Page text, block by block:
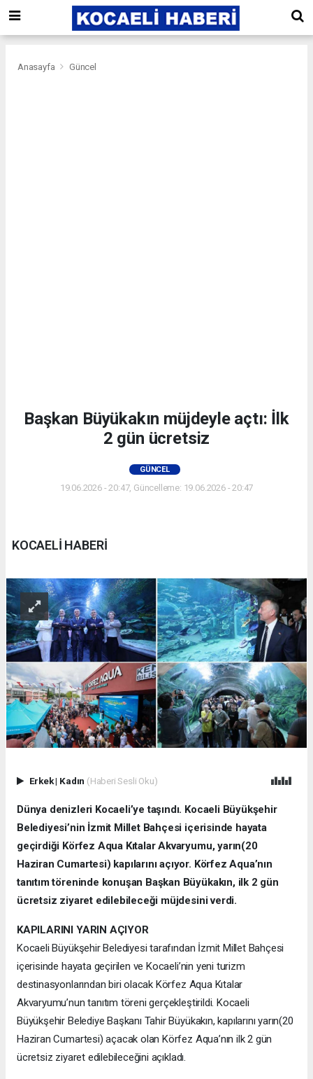
Anasayfa Güncel
Başkan Büyükakın müjdeyle açtı: İlk
2 gün ücretsiz
GÜNCEL
19.06.2026 - 20:47, Güncelleme: 19.06.2026 - 20:47
KOCAELİ HABERİ
Erkek| Kadın (Haberi Sesli Oku)
Dünya denizleri Kocaeli’ye taşındı. Kocaeli Büyükşehir
Belediyesi’nin İzmit Millet Bahçesi içerisinde hayata
geçirdiği Körfez Aqua Kıtalar Akvaryumu, yarın(20
Haziran Cumartesi) kapılarını açıyor. Körfez Aqua’nın
tanıtım töreninde konuşan Başkan Büyükakın, ilk 2 gün
ücretsiz ziyaret edilebileceği müjdesini verdi.
KAPILARINI YARIN AÇIYOR
Kocaeli Büyükşehir Belediyesi tarafından İzmit Millet Bahçesi
içerisinde hayata geçirilen ve Kocaeli’nin yeni turizm
destinasyonlarından biri olacak Körfez Aqua Kıtalar
Akvaryumu’nun tanıtım töreni gerçekleştirildi. Kocaeli
Büyükşehir Belediye Başkanı Tahir Büyükakın, kapılarını yarın(20
Haziran Cumartesi) açacak olan Körfez Aqua’nın ilk 2 gün
ücretsiz ziyaret edilebileceğini açıkladı.